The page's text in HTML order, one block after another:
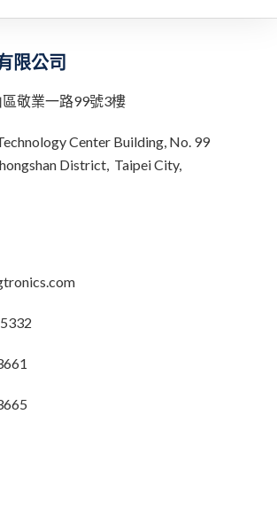
限公司
敬業一路99號3樓
Center Building, No. 99
District, Taipei City,